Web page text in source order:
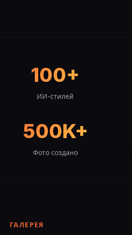
100+
ИИ-стилей
500K+
Фото создано
ГАЛЕРЕЯ